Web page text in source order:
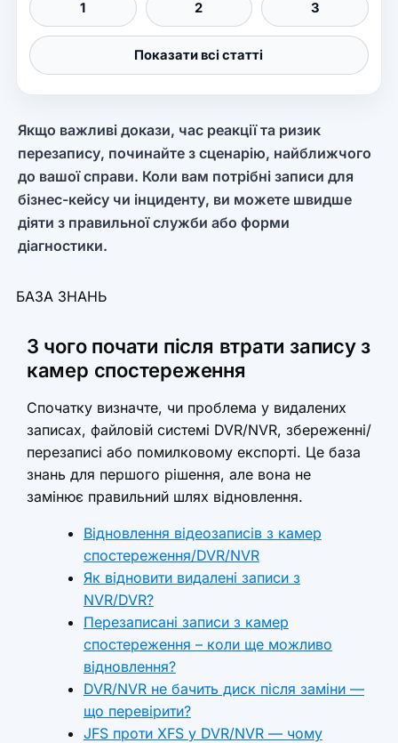
1 2 3
Показати всі статті
Якщо важливі докази, час реакції та ризик
перезапису, починайте з сценарію, найближчого
до вашої справи. Коли вам потрібні записи для
бізнес-кейсу чи інциденту, ви можете швидше
діяти з правильної служби або форми
діагностики.
БАЗА ЗНАНЬ
З чого почати після втрати запису з
камер спостереження
Спочатку визначте, чи проблема у видалених
записах, файловій системі DVR/NVR, збереженні/
перезаписі або помилковому експорті. Це база
знань для першого рішення, але вона не
замінює правильний шлях відновлення.
Відновлення відеозаписів з камер
спостереження/DVR/NVR
Як відновити видалені записи з
NVR/DVR?
Перезаписані записи з камер
спостереження – коли ще можливо
відновлення?
DVR/NVR не бачить диск після заміни —
що перевірити?
JFS проти XFS у DVR/NVR — чому